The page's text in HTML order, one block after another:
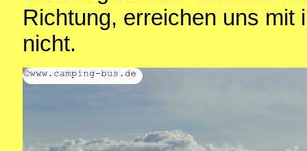
Richtung, erreichen uns mit
nicht.